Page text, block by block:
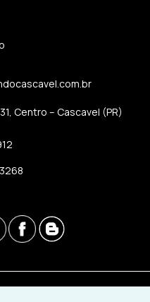
Centro – Cascavel (PR)
Investindo Cascavel | CRECI